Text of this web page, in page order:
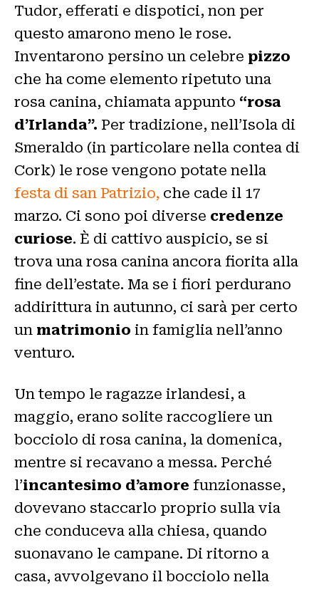
Tudor, efferati e dispotici, non per
questo amarono meno le rose.
Inventarono persino un celebre pizzo
che ha come elemento ripetuto una
rosa canina, chiamata appunto “rosa
d’Irlanda”. Per tradizione, nell’Isola di
Smeraldo (in particolare nella contea di
Cork) le rose vengono potate nella
festa di san Patrizio, che cade il 17
marzo. Ci sono poi diverse credenze
curiose. È di cattivo auspicio, se si
trova una rosa canina ancora fiorita alla
fine dell’estate. Ma se i fiori perdurano
addirittura in autunno, ci sarà per certo
un matrimonio in famiglia nell’anno
venturo.
Un tempo le ragazze irlandesi, a
maggio, erano solite raccogliere un
bocciolo di rosa canina, la domenica,
mentre si recavano a messa. Perché
l’incantesimo d’amore funzionasse,
dovevano staccarlo proprio sulla via
che conduceva alla chiesa, quando
suonavano le campane. Di ritorno a
casa, avvolgevano il bocciolo nella